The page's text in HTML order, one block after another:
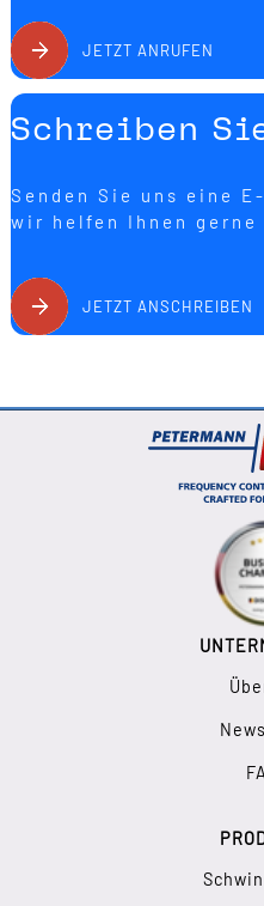
anspruchsvolle Taktgeber- und
Elektronikbereich.
JETZT ANRUFEN
Schreiben
Senden Sie uns eine
wir helfen Ihnen gerne
JETZT ANSCHREIBEN